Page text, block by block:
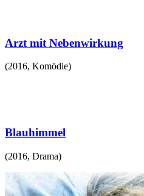
Arzt mit Nebenwirkung
(2016, Komödie)
Blauhimmel
(2016, Drama)